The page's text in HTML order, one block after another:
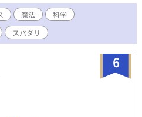
で確認してし見てくださいw
粘着質次期宰相につかまりまし
す。 ※誤字脱字超絶ごめんなさ
す。浮かぶ限りかきますです。
ーロッパ風中世ファンタジーと、
ガバースのルールは独自ルール
できたり） ※（私が書く）受けは
更新（更新開始は11月末予定）
魔法
科学
スパダリ
6